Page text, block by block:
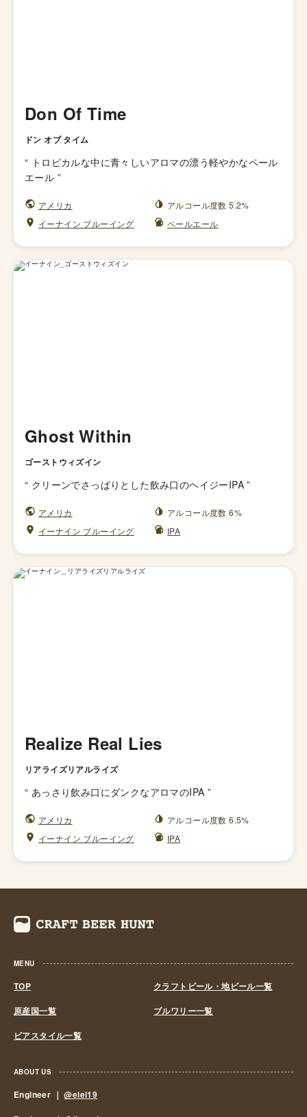
Don Of Time
ドン オブ タイム
“ トロピカルな中に青々しいアロマの漂う軽やかなペール
エール ”
アメリカ
アルコール度数 5.2%
イーナイン ブルーイング
ペールエール
Ghost Within
ゴーストウィズイン
“ クリーンでさっぱりとした飲み口のヘイジーIPA ”
アメリカ
アルコール度数 6%
イーナイン ブルーイング
IPA
Realize Real Lies
リアライズリアルライズ
“ あっさり飲み口にダンクなアロマのIPA ”
アメリカ
アルコール度数 6.5%
イーナイン ブルーイング
IPA
MENU
TOP
クラフトビール・地ビール一覧
原産国一覧
ブルワリー一覧
ビアスタイル一覧
ABOUT US
Engineer ｜@eiei19